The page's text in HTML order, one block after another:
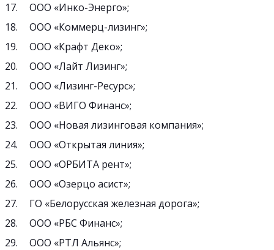
ООО «Инко-Энерго»;
ООО «Коммерц-лизинг»;
ООО «Крафт Деко»;
ООО «Лайт Лизинг»;
ООО «Лизинг-Ресурс»;
ООО «ВИГО Финанс»;
ООО «Новая лизинговая компания»;
ООО «Открытая линия»;
ООО «ОРБИТА рент»;
ООО «Озерцо асист»;
ГО «Белорусская железная дорога»;
ООО «РБС Финанс»;
ООО «РТЛ Альянс»;